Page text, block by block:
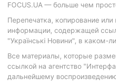
FOCUS.UA — больше чем
Перепечатка, копирование или
информации, содержащей
"Українські Новини", в каком-
Все материалы, которые
ссылкой на агентство
дальнейшему